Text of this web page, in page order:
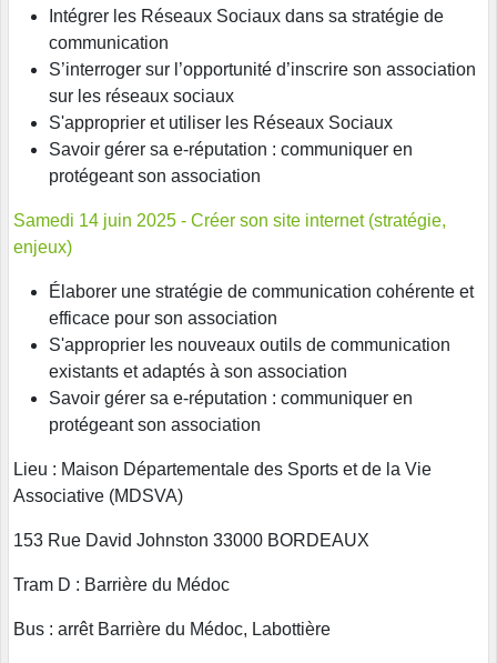
Intégrer les Réseaux Sociaux dans sa stratégie de
communication
S’interroger sur l’opportunité d’inscrire son association
sur les réseaux sociaux
S'approprier et utiliser les Réseaux Sociaux
Savoir gérer sa e-réputation : communiquer en
protégeant son association
Samedi 14 juin 2025 - Créer son site internet (stratégie,
enjeux)
Élaborer une stratégie de communication cohérente et
efficace pour son association
S'approprier les nouveaux outils de communication
existants et adaptés à son association
Savoir gérer sa e-réputation : communiquer en
protégeant son association
Lieu : Maison Départementale des Sports et de la Vie
Associative (MDSVA)
153 Rue David Johnston 33000 BORDEAUX
Tram D : Barrière du Médoc
Bus : arrêt Barrière du Médoc, Labottière